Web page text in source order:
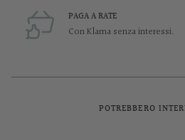
PAGA A RATE
Con Klarna senza interessi.
POTREBBERO